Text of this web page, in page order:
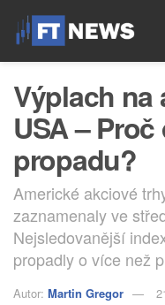
Výplach na
USA –
propadu?
Americké akciové
zaznamenaly ve
Nejsledovanější
propadly o více než
Autor: Martin Gregor